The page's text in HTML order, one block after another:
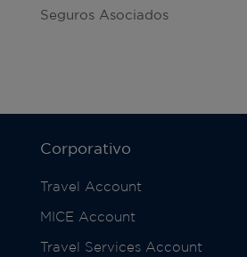
Seguros Asociados
Corporativo
Travel Account
MICE Account
Travel Services Account